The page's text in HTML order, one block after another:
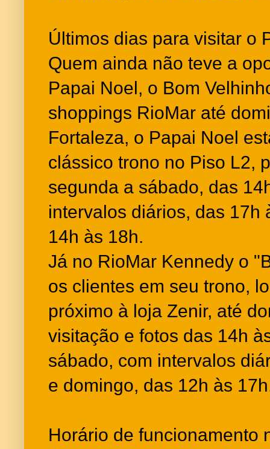
Últimos dias para visitar o
Quem ainda não teve a
Papai Noel, o Bom
shoppings RioMar até
Fortaleza, o Papai Noel
clássico trono no Piso L2,
segunda a sábado, das
intervalos diários, das 17h
14h às 18h.
Já no RioMar Kennedy o
os clientes em seu trono,
próximo à loja Zenir, até
visitação e fotos das 14h
sábado, com intervalos
e domingo, das 12h às
Horário de funcionamento